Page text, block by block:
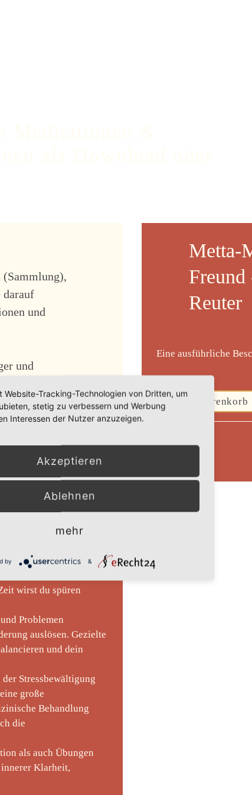
darauf
und
und
bestimmte
Metta-
Reuter
Eine ausführliche
Zurück
in das eigene
dich selbst besser
wirst du spüren
Problemen
auslösen. Gezielte
und dein
Stressbewältigung
große
Behandlung
die
als auch Übungen
Klarheit,
Website-Tracking-Technologien von Dritten, um
stetig zu verbessern und Werbung
Interessen der Nutzer anzuzeigen.
Akzeptieren
Ablehnen
mehr
by &